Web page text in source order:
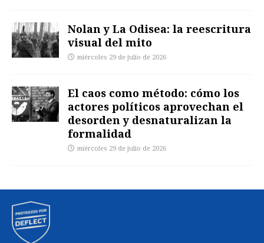
Nolan y La Odisea: la reescritura
visual del mito
miércoles 29 de julio de 2026
El caos como método: cómo los
actores políticos aprovechan el
desorden y desnaturalizan la
formalidad
miércoles 29 de julio de 2026